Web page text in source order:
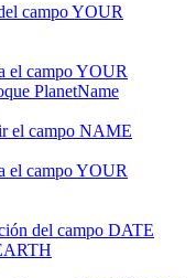
campo YOUR
el campo YOUR
PlanetName
el campo NAME
el campo YOUR
del campo DATE